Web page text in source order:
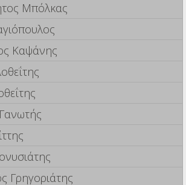
Μπόλκας
Καψάνης
Γρηγοριάτης